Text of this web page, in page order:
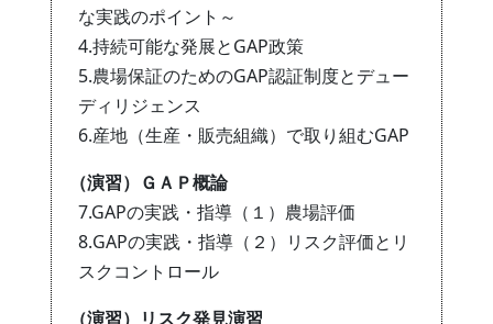
な実践のポイント～
4.持続可能な発展とGAP政策
5.農場保証のためのGAP認証制度とデュー
ディリジェンス
6.産地（生産・販売組織）で取り組むGAP
（演習）ＧＡＰ概論
7.GAPの実践・指導（１）農場評価
8.GAPの実践・指導（２）リスク評価とリ
スクコントロール
（演習）リスク発見演習